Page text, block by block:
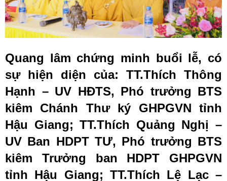
Quang lâm chứng minh buổi lễ, có
sự hiện diện của: TT.Thích Thông
Hạnh – UV HĐTS, Phó trưởng BTS
kiêm Chánh Thư ký GHPGVN tỉnh
Hậu Giang; TT.Thích Quảng Nghị –
UV Ban HDPT TƯ, Phó trưởng BTS
kiêm Trưởng ban HDPT GHPGVN
tỉnh Hậu Giang; TT.Thích Lệ Lạc –